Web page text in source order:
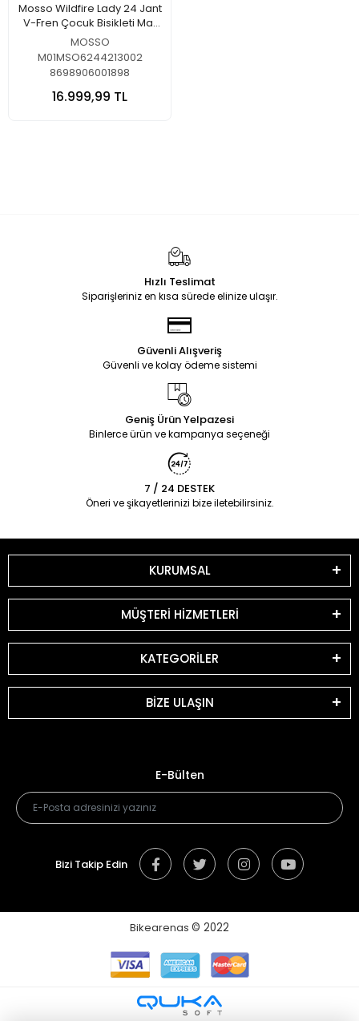
Mosso Wildfire Lady 24 Jant
V-Fren Çocuk Bisikleti Mat
Antrasit
MOSSO
M01MSO6244213002
8698906001898
16.999,99 TL
Hızlı Teslimat
Siparişleriniz en kısa sürede elinize ulaşır.
Güvenli Alışveriş
Güvenli ve kolay ödeme sistemi
Geniş Ürün Yelpazesi
Binlerce ürün ve kampanya seçeneği
7 / 24 DESTEK
Öneri ve şikayetlerinizi bize iletebilirsiniz.
KURUMSAL
MÜŞTERİ HİZMETLERİ
KATEGORİLER
BİZE ULAŞIN
E-Bülten
Bizi Takip Edin
Bikearenas © 2022